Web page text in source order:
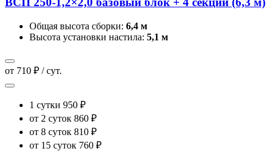
Общая высота сборки: 6,4 м
Высота установки настила: 5,1 м
от 710 ₽ / сут.
1 сутки 950 ₽
от 2 суток 860 ₽
от 8 суток 810 ₽
от 15 суток 760 ₽